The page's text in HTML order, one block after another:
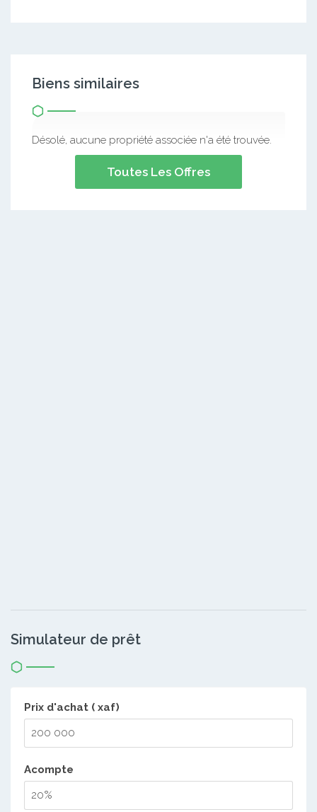
Biens similaires
Désolé, aucune propriété associée n'a été trouvée.
Toutes Les Offres
Simulateur de prêt
Prix d'achat ( xaf)
Acompte